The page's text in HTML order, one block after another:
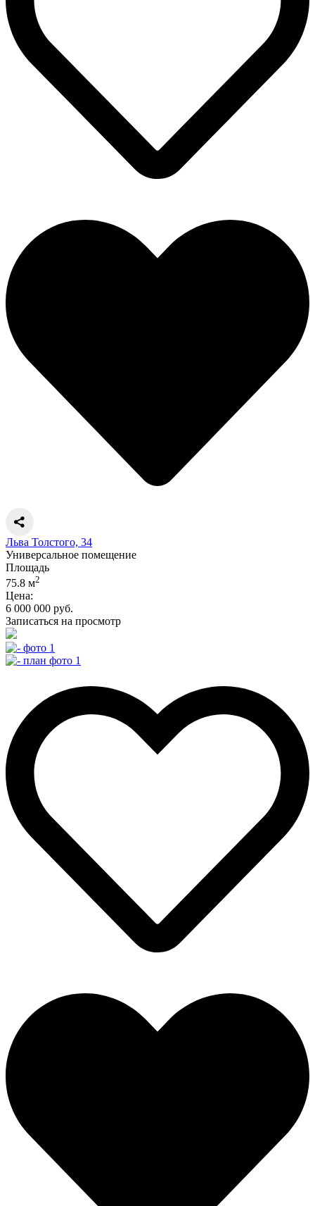
Льва Толстого, 34
Универсальное помещение
Площадь
75.8 м2
Цена:
6 000 000 руб.
Записаться на просмотр